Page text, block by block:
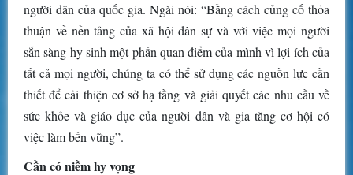
người dân của quốc gia. Ngài nói: “Bằng cách củng cố thỏa
thuận về nền tảng của xã hội dân sự và với việc mọi người
sẵn sàng hy sinh một phần quan điểm của mình vì lợi ích của
tất cả mọi người, chúng ta có thể sử dụng các nguồn lực cần
thiết để cải thiện cơ sở hạ tầng và giải quyết các nhu cầu về
sức khỏe và giáo dục của người dân và gia tăng cơ hội có
việc làm bền vững”.
Cần có niềm hy vọng